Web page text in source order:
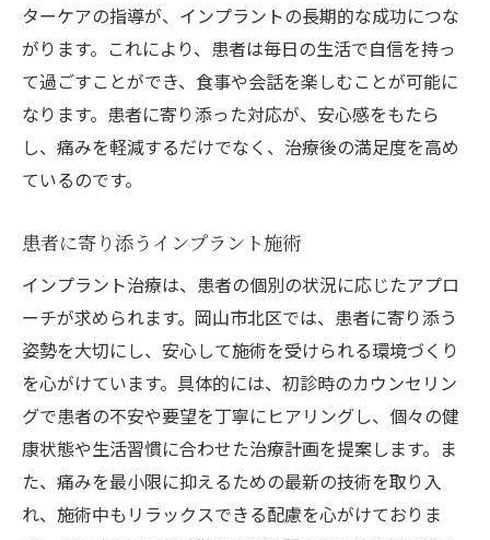
ターケアの指導が、インプラントの長期的な成功につな
がります。これにより、患者は毎日の生活で自信を持っ
て過ごすことができ、食事や会話を楽しむことが可能に
なります。患者に寄り添った対応が、安心感をもたら
し、痛みを軽減するだけでなく、治療後の満足度を高め
ているのです。
患者に寄り添うインプラント施術
インプラント治療は、患者の個別の状況に応じたアプロ
ーチが求められます。岡山市北区では、患者に寄り添う
姿勢を大切にし、安心して施術を受けられる環境づくり
を心がけています。具体的には、初診時のカウンセリン
グで患者の不安や要望を丁寧にヒアリングし、個々の健
康状態や生活習慣に合わせた治療計画を提案します。ま
た、痛みを最小限に抑えるための最新の技術を取り入
れ、施術中もリラックスできる配慮を心がけておりま